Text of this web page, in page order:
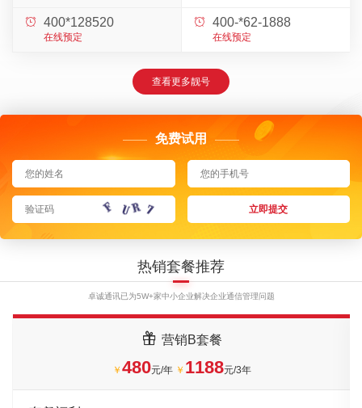
 400*128520
在线预定
 400-*62-1888
在线预定
查看更多靓号
免费试用
热销套餐推荐
卓诚通讯已为5W+家中小企业解决企业通信管理问题
 营销B套餐
￥ 480元/年 ￥ 1188元/3年